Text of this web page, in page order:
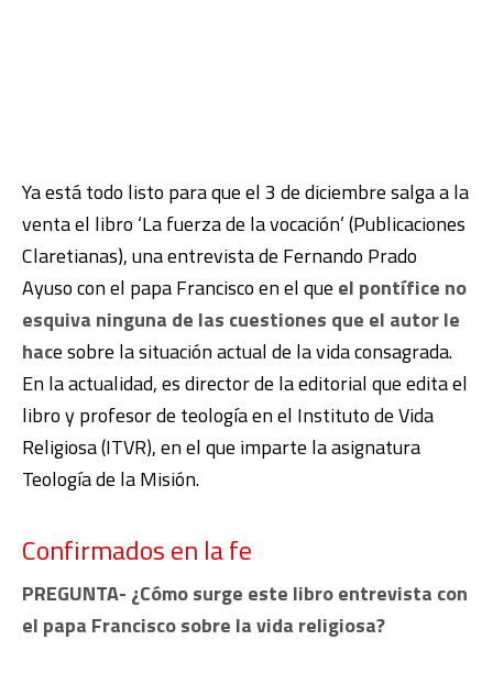
Ya está todo listo para que el 3 de diciembre salga a la
venta el libro ‘La fuerza de la vocación’ (Publicaciones
Claretianas), una entrevista de Fernando Prado
Ayuso con el papa Francisco en el que el pontífice no
esquiva ninguna de las cuestiones que el autor le
hace sobre la situación actual de la vida consagrada.
En la actualidad, es director de la editorial que edita el
libro y profesor de teología en el Instituto de Vida
Religiosa (ITVR), en el que imparte la asignatura
Teología de la Misión.
Confirmados en la fe
PREGUNTA- ¿Cómo surge este libro entrevista con
el papa Francisco sobre la vida religiosa?